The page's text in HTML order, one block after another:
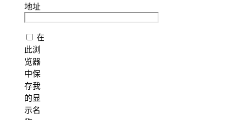
地址
在
此浏
览器
中保
存我
的显
示名